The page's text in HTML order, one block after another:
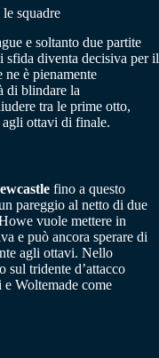
squadre
e soltanto due partite
sfida diventa decisiva per il
è pienamente
di blindare la
tra le prime otto,
agli ottavi di finale.
fino a questo
pareggio al netto di due
vuole mettere in
e può ancora sperare di
agli ottavi. Nello
sul tridente d’attacco
Woltemade come